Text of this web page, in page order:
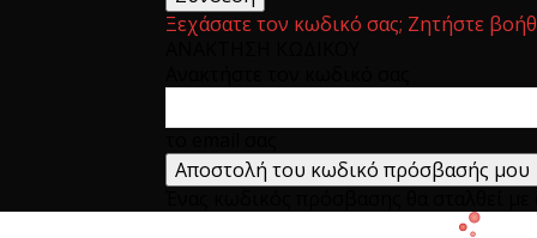
Ξεχάσατε τον κωδικό σας; Ζητήστε